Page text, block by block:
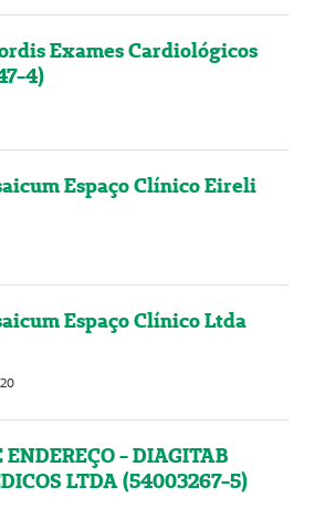
Exames Cardiológicos
4)
Espaço Clínico Eireli
Espaço Clínico Ltda
- DIAGITAB
LTDA (54003267-5)